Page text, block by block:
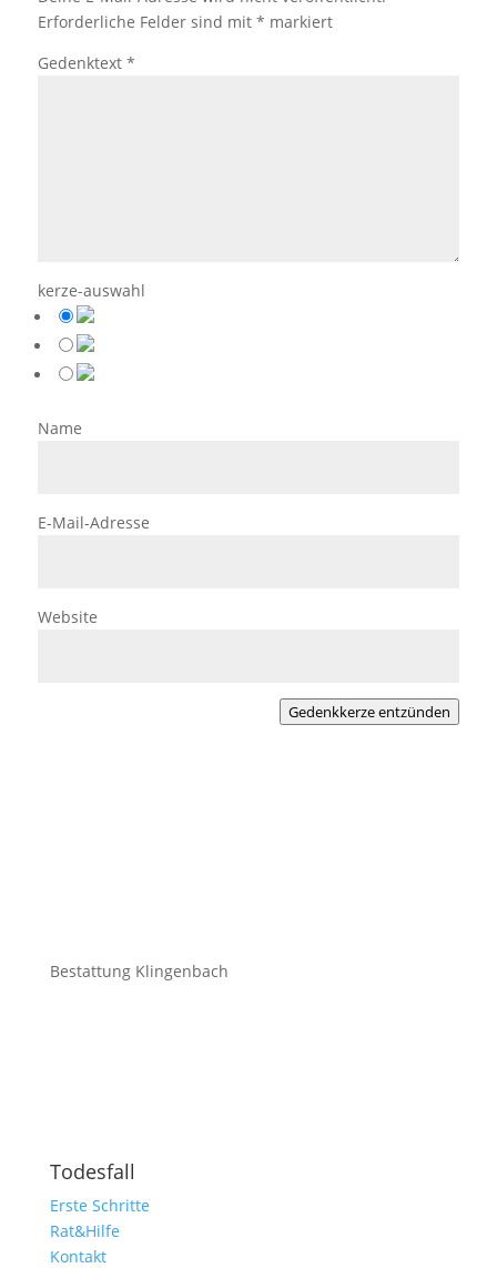
Erforderliche Felder sind mit * markiert
Gedenktext *
kerze-auswahl
Name
E-Mail-Adresse
Website
Gedenkkerze entzünden
Bestattung Klingenbach
Todesfall
Erste Schritte
Rat&Hilfe
Kontakt